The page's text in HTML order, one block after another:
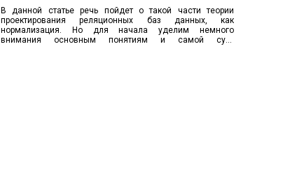
В данной статье речь пойдет о такой части теории
проектирования реляционных баз данных, как
нормализация. Но для начала уделим немного
внимания основным понятиям и самой сути